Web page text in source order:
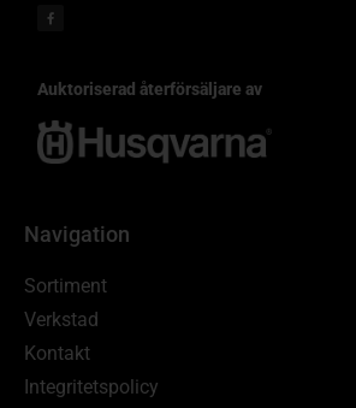
Auktoriserad återförsäljare av
Navigation
Sortiment
Verkstad
Kontakt
Integritetspolicy